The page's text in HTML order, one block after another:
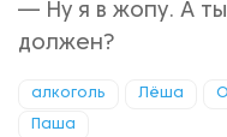
— Ну я в жопу. А
должен?
алкоголь Лёша
Паша